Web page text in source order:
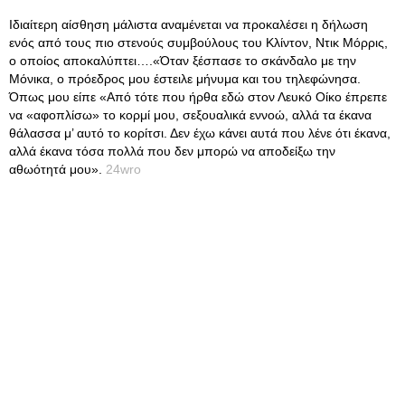
Ιδιαίτερη αίσθηση μάλιστα αναμένεται να προκαλέσει η δήλωση
ενός από τους πιο στενούς συμβούλους του Κλίντον, Ντικ Μόρρις,
ο οποίος αποκαλύπτει….«Όταν ξέσπασε το σκάνδαλο με την
Μόνικα, ο πρόεδρος μου έστειλε μήνυμα και του τηλεφώνησα.
Όπως μου είπε «Από τότε που ήρθα εδώ στον Λευκό Οίκο έπρεπε
να «αφοπλίσω» το κορμί μου, σεξουαλικά εννοώ, αλλά τα έκανα
θάλασσα μ’ αυτό το κορίτσι. Δεν έχω κάνει αυτά που λένε ότι έκανα,
αλλά έκανα τόσα πολλά που δεν μπορώ να αποδείξω την
αθωότητά μου». 24wro